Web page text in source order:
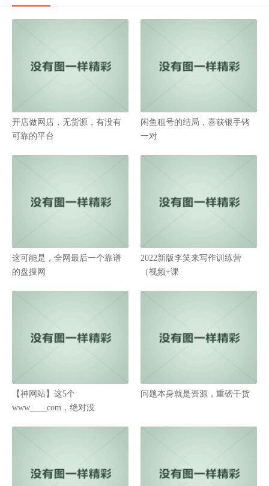
开店做网店，无货源，有没有
可靠的平台
闲鱼租号的结局，喜获银手铐
一对
这可能是，全网最后一个靠谱
的盘搜网
2022新版李笑来写作训练营
（视频+课
【神网站】这5个
www____com，绝对没
问题本身就是资源，重磅干货